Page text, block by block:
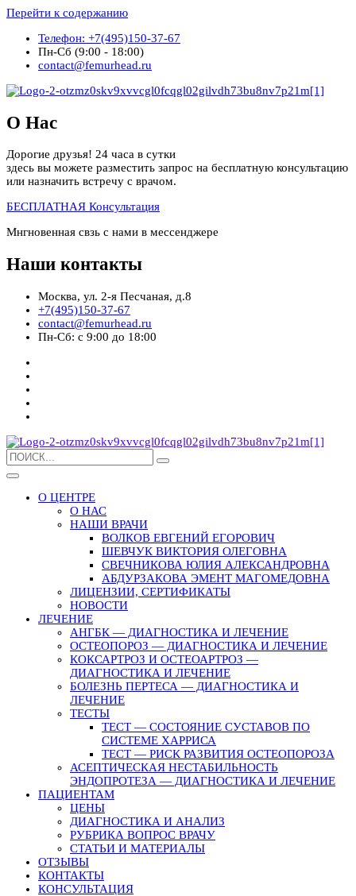
Перейти к содержанию
Телефон: +7(495)150-37-67
Пн-Сб (9:00 - 18:00)
contact@femurhead.ru
О Нас
Дорогие друзья! 24 часа в сутки
здесь вы можете разместить запрос на бесплатную консультацию
или назначить встречу с врачом.
БЕСПЛАТНАЯ Консультация
Мнгновенная свзь с нами в мессенджере
Наши контакты
Москва, ул. 2-я Песчаная, д.8
+7(495)150-37-67
contact@femurhead.ru
Пн-Сб: с 9:00 до 18:00
О ЦЕНТРЕ
О НАС
НАШИ ВРАЧИ
ВОЛКОВ ЕВГЕНИЙ ЕГОРОВИЧ
ШЕВЧУК ВИКТОРИЯ ОЛЕГОВНА
СВЕЧНИКОВА ЮЛИЯ АЛЕКСАНДРОВНА
АБДУРЗАКОВА ЭМЕНТ МАГОМЕДОВНА
ЛИЦЕНЗИИ, СЕРТИФИКАТЫ
НОВОСТИ
ЛЕЧЕНИЕ
АНГБК — ДИАГНОСТИКА И ЛЕЧЕНИЕ
ОСТЕОПОРОЗ — ДИАГНОСТИКА И ЛЕЧЕНИЕ
КОКСАРТРОЗ И ОСТЕОАРТРОЗ —
ДИАГНОСТИКА И ЛЕЧЕНИЕ
БОЛЕЗНЬ ПЕРТЕСА — ДИАГНОСТИКА И
ЛЕЧЕНИЕ
ТЕСТЫ
ТЕСТ — СОСТОЯНИЕ СУСТАВОВ ПО
СИСТЕМЕ ХАРРИСА
ТЕСТ — РИСК РАЗВИТИЯ ОСТЕОПОРОЗА
АСЕПТИЧЕСКАЯ НЕСТАБИЛЬНОСТЬ
ЭНДОПРОТЕЗА — ДИАГНОСТИКА И ЛЕЧЕНИЕ
ПАЦИЕНТАМ
ЦЕНЫ
ДИАГНОСТИКА И АНАЛИЗ
РУБРИКА ВОПРОС ВРАЧУ
СТАТЬИ И МАТЕРИАЛЫ
ОТЗЫВЫ
КОНТАКТЫ
КОНСУЛЬТАЦИЯ